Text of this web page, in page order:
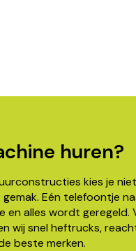
huren?
kies je
Eén telefoontje
en alles wordt geregeld.
wij snel heftrucks,
beste merken.